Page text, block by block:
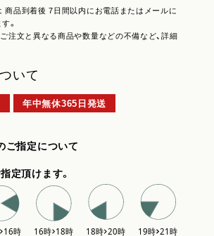
商品到着後 7日間以内にお電話またはメールに
。
ご注文と異なる商品や数量などの不備など、詳細
いて
年中無休365日発送
ご指定について
定頂けます。